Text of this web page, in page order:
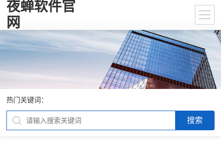
夜蝉软件官
网
热门关键词：